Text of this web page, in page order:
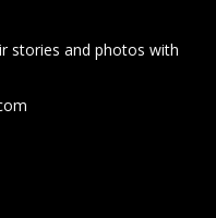
stories and photos with